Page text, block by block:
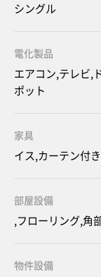
シングル
電化製品
エアコン,テレビ,
ポット
家具
イス,カーテン付
部屋設備
,フローリング,角
物件設備